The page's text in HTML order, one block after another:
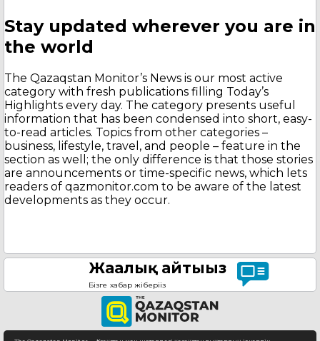
Stay updated wherever you are in
the world
The Qazaqstan Monitor’s News is our most active
category with fresh publications filling Today’s
Highlights every day. The category presents useful
information that has been condensed into short, easy-
to-read articles. Topics from other categories –
business, lifestyle, travel, and people – feature in the
section as well; the only difference is that those stories
are announcements or time-specific news, which lets
readers of qazmonitor.com to be aware of the latest
developments as they occur.
Жаңалық айтыңыз
Бізге хабар жіберіңіз